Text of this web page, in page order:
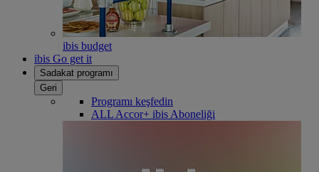
ibis budget
ibis Go get it
Sadakat programı
Geri
Programı keşfedin
ALL Accor+ ibis Aboneliği